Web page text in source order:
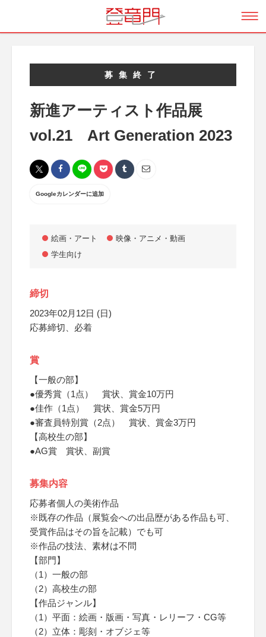
募集終了
新進アーティスト作品展
vol.21 Art Generation 2023
Googleカレンダーに追加
絵画・アート
映像・アニメ・動画
学生向け
締切
2023年02月12日 (日)
応募締切、必着
賞
【一般の部】
●優秀賞（1点） 賞状、賞金10万円
●佳作（1点） 賞状、賞金5万円
●審査員特別賞（2点） 賞状、賞金3万円
【高校生の部】
●AG賞 賞状、副賞
募集内容
応募者個人の美術作品
※既存の作品（展覧会への出品歴がある作品も可、
受賞作品はその旨を記載）でも可
※作品の技法、素材は不問
【部門】
（1）一般の部
（2）高校生の部
【作品ジャンル】
（1）平面：絵画・版画・写真・レリーフ・CG等
（2）立体：彫刻・オブジェ等